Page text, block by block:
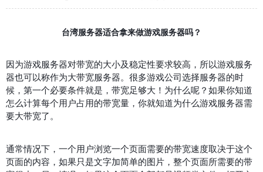
台湾服务器适合拿来做游戏服务器吗？
因为游戏服务器对带宽的大小及稳定性要求较高，所以游戏服务
器也可以称作为大带宽服务器。很多游戏公司选择服务器的时
候，第一个必要条件就是，带宽足够大！为什么呢？如果你知道
怎么计算每个用户占用的带宽量，你就知道为什么游戏服务器需
要大带宽了。
通常情况下，一个用户浏览一个页面需要的带宽速度取决于这个
页面的内容，如果只是文字加简单的图片，整个页面所需要的带